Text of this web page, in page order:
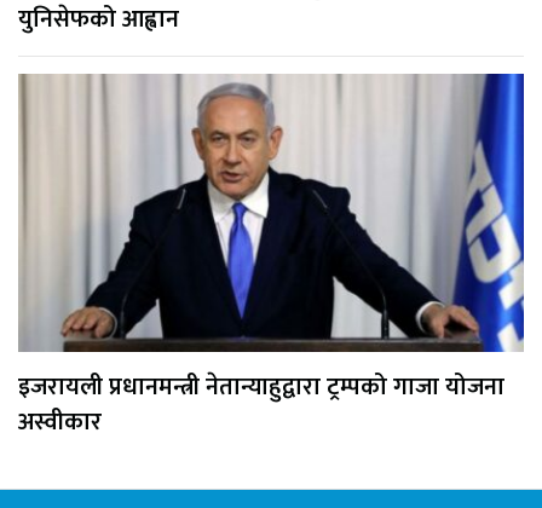
युनिसेफको आह्वान
इजरायली प्रधानमन्त्री नेतान्याहुद्वारा ट्रम्पको गाजा योजना
अस्वीकार